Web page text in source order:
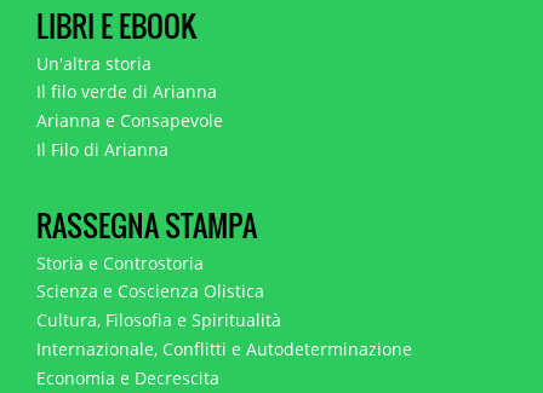
LIBRI E EBOOK
Un'altra storia
Il filo verde di Arianna
Arianna e Consapevole
Il Filo di Arianna
RASSEGNA STAMPA
Storia e Controstoria
Scienza e Coscienza Olistica
Cultura, Filosofia e Spiritualità
Internazionale, Conflitti e Autodeterminazione
Economia e Decrescita